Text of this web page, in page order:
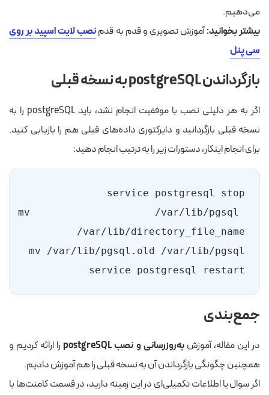
می‌دهیم.
بیشتر بخوانید:آموزش تصویری و قدم به قدمنصب لایت اسپید بر روی
سی پنل
بازگرداندن postgreSQL به نسخه قبلی
اگر به هر دلیلی نصب با موفقیت انجام نشد، باید postgreSQL را به
نسخه قبلی بازگردانید و دایرکتوری داده‌های قبلی هم را بازیابی کنید.
برای انجام اینکار، دستورات زیر را به ترتیب انجام دهید:
mv /var/lib/pgsql
service postgresql restart
جمع‌بندی
در این مقاله، آموزشبه‌روزرسانی و نصب postgreSQL
را ارائه کردیم و
همچنین چگونگی بازگرداندن آن به نسخه قبلی را هم آموزش دادیم.
اگر سوال یا اطلاعات تکمیلی‌ای در این زمینه دارید، در قسمت کامنت‌ها با